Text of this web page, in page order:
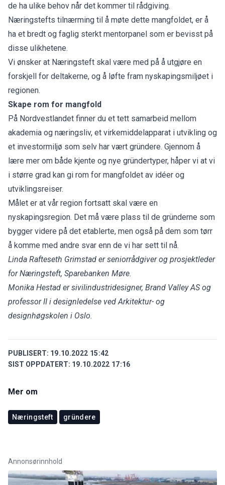
de ha ulike behov når det kommer til rådgiving.
Næringstefts tilnærming til å møte dette mangfoldet, er å
ha et bredt og faglig sterkt mentorpanel som er bevisst på
disse ulikhetene.
Vi ønsker at Næringsteft skal være med på å utgjøre en
forskjell for deltakerne, og å løfte fram nyskapingsmiljøet i
regionen.
Skape rom for mangfold
På Nordvestlandet finner du et tett samarbeid mellom
akademia og næringsliv, et virkemiddelapparat i utvikling og
et investormiljø som selv har vært gründere. Gjennom å
lære mer om både kjente og nye gründertyper, håper vi at vi
i større grad kan gi rom for mangfoldet av idéer og
utviklingsreiser.
Målet er at vår region fortsatt skal være en
nyskapingsregion. Det må være plass til de gründerne som
bygger videre på det etablerte, men også på dem som tørr
å komme med andre svar enn de vi har sett til nå.
Linda Rafteseth Grimstad er seniorrådgiver og prosjektleder
for Næringsteft, Sparebanken Møre.
Monika Hestad er sivilindustridesigner, Brand Valley AS og
professor II i designledelse ved Arkitektur- og
designhøgskolen i Oslo.
PUBLISERT: 19.10.2022 15:42
SIST OPPDATERT: 19.10.2022 17:16
Mer om
Næringsteft gründere
Annonsørinnhold